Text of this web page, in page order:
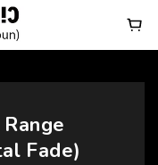
Range
Fade)